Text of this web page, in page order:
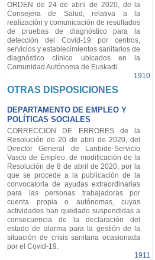
ORDEN de 24 de abril de 2020, de la
Consejera de Salud, relativa a la
realización y comunicación de resultados
de pruebas de diagnóstico para la
detección del Covid-19 por centros,
servicios y establecimientos sanitarios de
diagnóstico clínico ubicados en la
Comunidad Autónoma de Euskadi.
1910
OTRAS DISPOSICIONES
DEPARTAMENTO DE EMPLEO Y
POLÍTICAS SOCIALES
CORRECCIÓN DE ERRORES de la
Resolución de 20 de abril de 2020, del
Director General de Lanbide-Servicio
Vasco de Empleo, de modificación de la
Resolución de 8 de abril de 2020, por la
que se procede a la publicación de la
convocatoria de ayudas extraordinarias
para las personas trabajadoras por
cuenta propia o autónomas, cuyas
actividades han quedado suspendidas a
consecuencia de la declaración del
estado de alarma para la gestión de la
situación de crisis sanitaria ocasionada
por el Covid-19.
1911